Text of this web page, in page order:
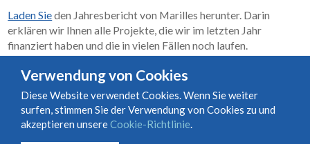
Laden Sieden Jahresbericht von Marilles herunter. Darin
erklären wir Ihnen alle Projekte, die wir im letzten Jahr
finanziert haben und die in vielen Fällen noch laufen.
Wirkungsbericht 2018–2023
Nutzungs- und Vertragsbedingungen
Cookie-Richtlinie
Verwendung von Cookies
Diese Website verwendet Cookies. Wenn Sie weiter
surfen, stimmen Sie der Verwendung von Cookies zu und
akzeptieren unsereCookie-Richtlinie.